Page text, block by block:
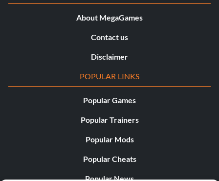
About MegaGames
Contact us
Disclaimer
POPULAR LINKS
Popular Games
Popular Trainers
Popular Mods
Popular Cheats
Popular News